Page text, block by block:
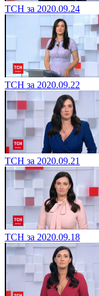
ТСН за 2020.09.24
ТСН за 2020.09.22
ТСН за 2020.09.21
ТСН за 2020.09.18